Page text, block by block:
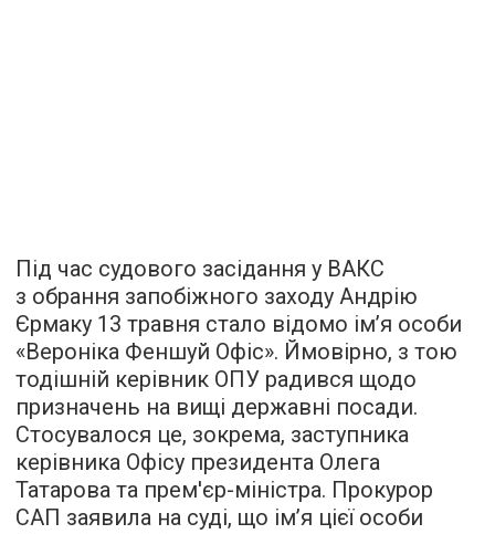
Під час судового засідання у ВАКС
з обрання запобіжного заходу Андрію
Єрмаку 13 травня стало відомо ім’я особи
«Вероніка Феншуй Офіс». Ймовірно, з тою
тодішній керівник ОПУ радився щодо
призначень на вищі державні посади.
Стосувалося це, зокрема, заступника
керівника Офісу президента Олега
Татарова та прем'єр-міністра. Прокурор
САП заявила на суді, що ім’я цієї особи